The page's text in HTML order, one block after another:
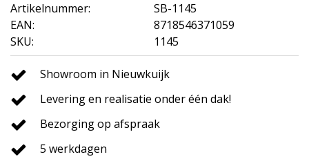
Artikelnummer:
SB-1145
EAN:
8718546371059
SKU:
1145
Showroom in Nieuwkuijk
Levering en realisatie onder één dak!
Bezorging op afspraak
5 werkdagen